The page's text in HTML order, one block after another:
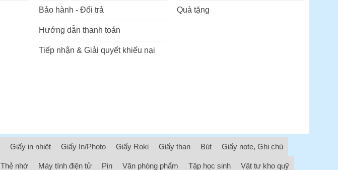
Bảo hành - Đổi trả
Hướng dẫn thanh toán
Tiếp nhận & Giải quyết khiếu nại
Quà tặng
Giấy in nhiệt Giấy In/Photo Giấy Roki Giấy than Bút Giấy note, Ghi chú
Thẻ nhớ Máy tính điện tử Pin Văn phòng phẩm Tập học sinh Vật tư kho quỹ